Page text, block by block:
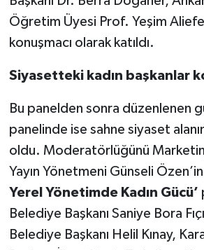
Öğretim Üyesi Prof. Yeşim
konuşmacı olarak katıldı.
Siyasetteki kadın başkanlar
Bu panelden sonra düzenlenen
panelinde ise sahne siyaset
oldu. Moderatörlüğünü
Yayın Yönetmeni Günseli Özen’in
Yerel Yönetimde Kadın Gücü’
Belediye Başkanı Saniye Bora
Belediye Başkanı Helil Kınay,